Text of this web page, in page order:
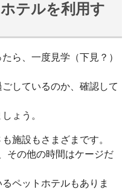
テルを利用す
ら、一度見学（下見？）
しているのか、確認して
ょう。
施設もさまざまです。
その他の時間はケージだ
ペットホテルもありま